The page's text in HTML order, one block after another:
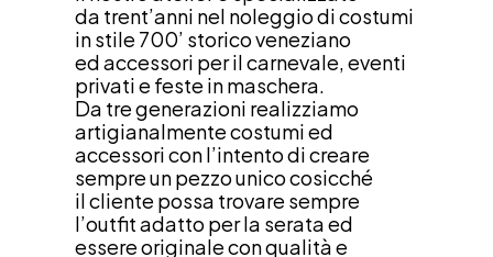
da trent’anni nel noleggio di costumi
in stile 700’ storico veneziano
ed accessori per il carnevale, eventi
privati e feste in maschera.
Da tre generazioni realizziamo
artigianalmente costumi ed
accessori con l’intento di creare
sempre un pezzo unico cosicché
il cliente possa trovare sempre
l’outfit adatto per la serata ed
essere originale con qualità e